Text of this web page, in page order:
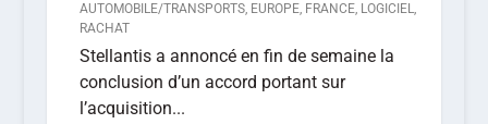
AUTOMOBILE/TRANSPORTS, EUROPE, FRANCE, LOGICIEL,
RACHAT
Stellantis a annoncé en fin de semaine la
conclusion d’un accord portant sur
l’acquisition...